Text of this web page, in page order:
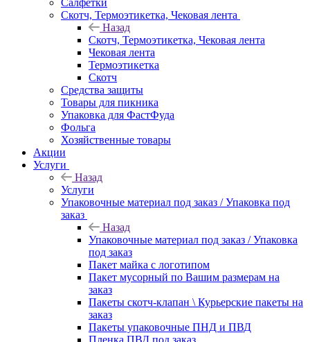
Салфетки
Скотч, Термоэтикетка, Чековая лента
Назад
Скотч, Термоэтикетка, Чековая лента
Чековая лента
Термоэтикетка
Скотч
Средства защиты
Товары для пикника
Упаковка для ФастФуда
Фольга
Хозяйственные товары
Акции
Услуги
Назад
Услуги
Упаковочные материал под заказ / Упаковка под
заказ
Назад
Упаковочные материал под заказ / Упаковка
под заказ
Пакет майка с логотипом
Пакет мусорный по Вашим размерам на
заказ
Пакеты скотч-клапан \ Курьерские пакеты на
заказ
Пакеты упаковочные ПНД и ПВД
Пленка ПВД под заказ